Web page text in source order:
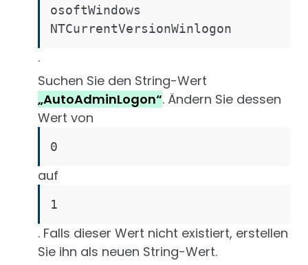
osoftWindows
NTCurrentVersionWinlogon
.
Suchen Sie den String-Wert
„AutoAdminLogon“. Ändern Sie dessen
Wert von
0
auf
1
. Falls dieser Wert nicht existiert, erstellen
Sie ihn als neuen String-Wert.